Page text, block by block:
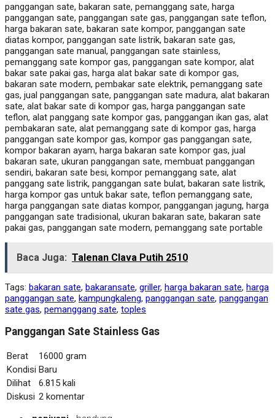
panggangan sate, bakaran sate, pemanggang sate, harga
panggangan sate, panggangan sate gas, panggangan sate teflon,
harga bakaran sate, bakaran sate kompor, panggangan sate
diatas kompor, panggangan sate listrik, bakaran sate gas,
panggangan sate manual, panggangan sate stainless,
pemanggang sate kompor gas, panggangan sate kompor, alat
bakar sate pakai gas, harga alat bakar sate di kompor gas,
bakaran sate modern, pembakar sate elektrik, pemanggang sate
gas, jual panggangan sate, panggangan sate madura, alat bakaran
sate, alat bakar sate di kompor gas, harga panggangan sate
teflon, alat panggang sate kompor gas, panggangan ikan gas, alat
pembakaran sate, alat pemanggang sate di kompor gas, harga
panggangan sate kompor gas, kompor gas panggangan sate,
kompor bakaran ayam, harga bakaran sate kompor gas, jual
bakaran sate, ukuran panggangan sate, membuat panggangan
sendiri, bakaran sate besi, kompor pemanggang sate, alat
panggang sate listrik, panggangan sate bulat, bakaran sate listrik,
harga kompor gas untuk bakar sate, teflon pemanggang sate,
harga panggangan sate diatas kompor, panggangan jagung, harga
panggangan sate tradisional, ukuran bakaran sate, bakaran sate
pakai gas, panggangan sate modern, pemanggang sate portable
Baca Juga: Talenan Clava Putih 2510
Tags: bakaran sate, bakaransate, griller, harga bakaran sate, harga
panggangan sate, kampungkaleng, panggangan sate, panggangan
sate gas, pemanggang sate, toples
Panggangan Sate Stainless Gas
Berat
16000 gram
Kondisi Baru
Dilihat
6.815 kali
Diskusi 2 komentar